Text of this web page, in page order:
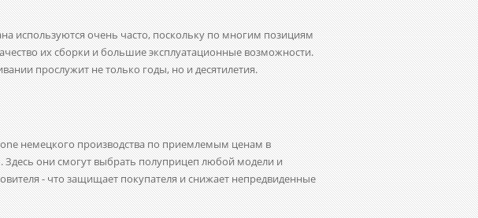
используются очень часто, поскольку по многим позициям
их сборки и большие эксплуатационные возможности.
прослужит не только годы, но и десятилетия.
немецкого производства по приемлемым ценам в
. Здесь они смогут выбрать полуприцеплюбой модели и
- что защищает покупателя и снижает непредвиденные